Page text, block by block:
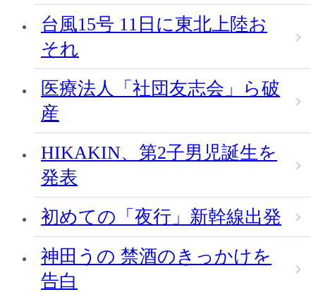
台風15号 11日に東北上陸お
それ
医療法人「社団友志会」ら破
産
HIKAKIN、第2子男児誕生を
発表
初めての「夜行」新幹線出発
神田うの 禁酒のきっかけを
告白